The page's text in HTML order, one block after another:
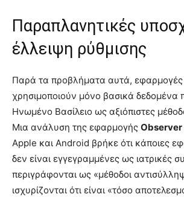
Παραπλανητικές
έλλειψη ρύθμισης
Παρά τα προβλήματα αυτά,
χρησιμοποιούν μόνο βασικά δεδομένα
Ηνωμένο Βασίλειο ως αξιόπιστες
Μια ανάλυση της εφαρμογής Observer
Apple και Android βρήκε ότι κάποιες
δεν είναι εγγεγραμμένες ως ιατρικές
περιγράφονται ως «μέθοδοι
ισχυρίζονται ότι είναι «τόσο